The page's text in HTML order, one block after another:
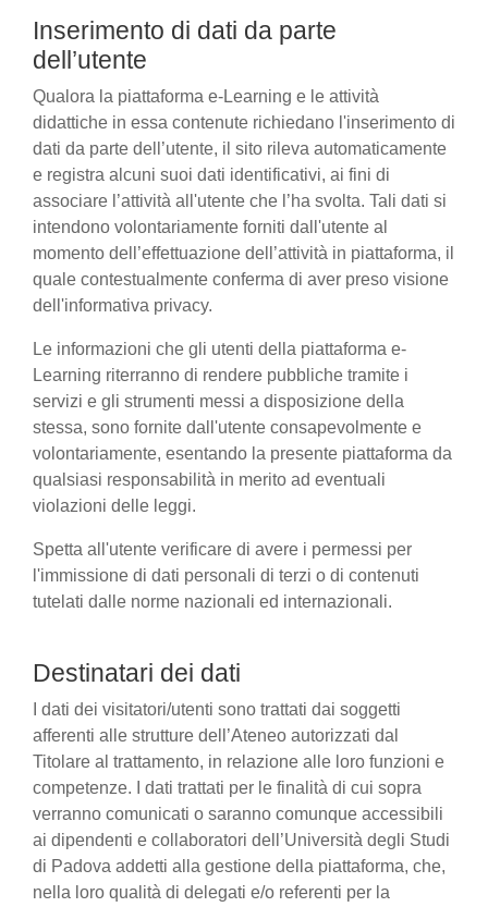
Inserimento di dati da parte
dell’utente
Qualora la piattaforma e-Learning e le attività
didattiche in essa contenute richiedano l'inserimento di
dati da parte dell’utente, il sito rileva automaticamente
e registra alcuni suoi dati identificativi, ai fini di
associare l’attività all'utente che l’ha svolta. Tali dati si
intendono volontariamente forniti dall'utente al
momento dell’effettuazione dell’attività in piattaforma, il
quale contestualmente conferma di aver preso visione
dell'informativa privacy.
Le informazioni che gli utenti della piattaforma e-
Learning riterranno di rendere pubbliche tramite i
servizi e gli strumenti messi a disposizione della
stessa, sono fornite dall'utente consapevolmente e
volontariamente, esentando la presente piattaforma da
qualsiasi responsabilità in merito ad eventuali
violazioni delle leggi.
Spetta all'utente verificare di avere i permessi per
l'immissione di dati personali di terzi o di contenuti
tutelati dalle norme nazionali ed internazionali.
Destinatari dei dati
I dati dei visitatori/utenti sono trattati dai soggetti
afferenti alle strutture dell’Ateneo autorizzati dal
Titolare al trattamento, in relazione alle loro funzioni e
competenze. I dati trattati per le finalità di cui sopra
verranno comunicati o saranno comunque accessibili
ai dipendenti e collaboratori dell’Università degli Studi
di Padova addetti alla gestione della piattaforma, che,
nella loro qualità di delegati e/o referenti per la